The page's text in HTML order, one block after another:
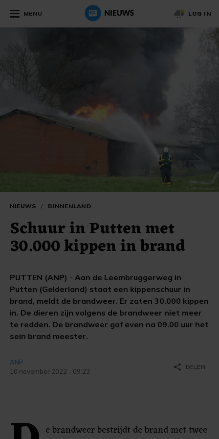
MENU LOG IN
NIEUWS / BINNENLAND
Schuur in Putten met
30.000 kippen in brand
PUTTEN (ANP) - Aan de Leembruggerweg in
Putten (Gelderland) staat een kippenschuur in
brand, meldt de brandweer. Er zaten 30.000 kippen
in. De dieren zijn volgens de brandweer niet meer
te redden. De brandweer gaf even na 09.00 uur het
sein brand meester.
ANP
10 november 2022 - 09:23
share DELEN
e brandweer bestrijdt de brand met twee